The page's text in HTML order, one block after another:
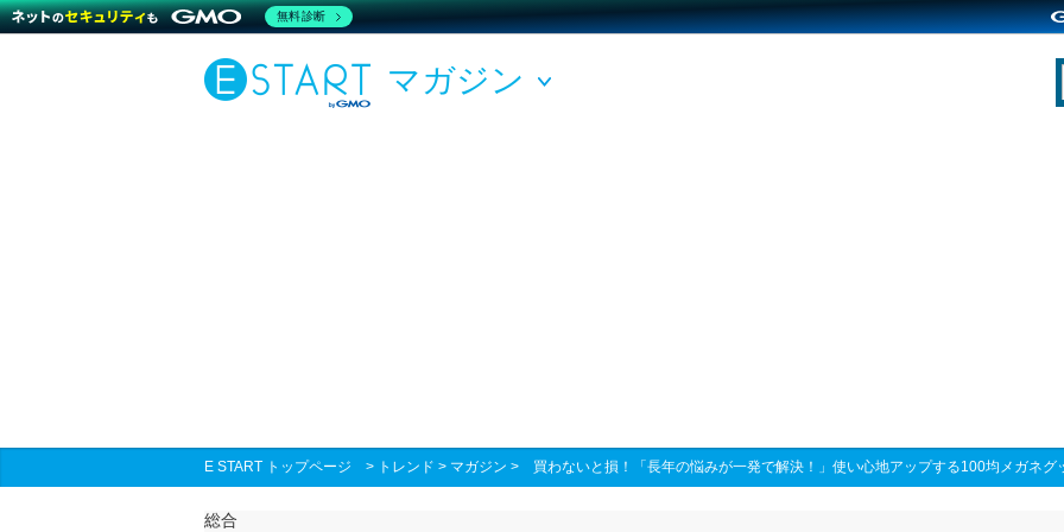
マガジン
E START トップページ > トレンド > マガジン > 買わないと損！「長年の悩みが一発で解決！」使い心地アップする100均メガネグ
総合
無料診断